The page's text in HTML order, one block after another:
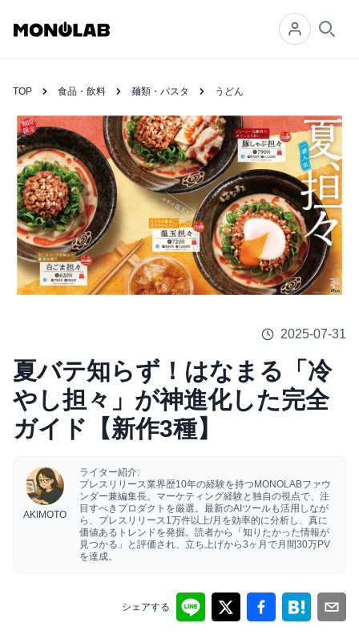
TOP 食品・飲料 麺類・パスタ うどん
2025-07-31
夏バテ知らず！はなまる「冷
やし担々」が神進化した完全
ガイド【新作3種】
AKIMOTO
ライター紹介:
プレスリリース業界歴10年の経験を持つMONOLABファウ
ンダー兼編集長。マーケティング経験と独自の視点で、注
目すべきプロダクトを厳選。最新のAIツールも活用しなが
ら、プレスリリース1万件以上/月を効率的に分析し、真に
価値あるトレンドを発掘。読者から「知りたかった情報が
見つかる」と評価され、立ち上げから3ヶ月で月間30万PV
を達成。
シェアする